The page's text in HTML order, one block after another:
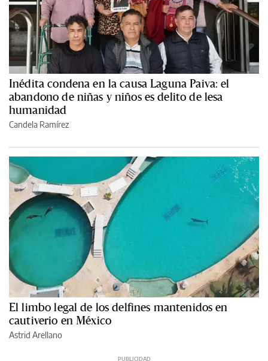
Inédita condena en la causa Laguna Paiva: el
abandono de niñas y niños es delito de lesa
humanidad
Candela Ramírez
El limbo legal de los delfines mantenidos en
cautiverio en México
Astrid Arellano